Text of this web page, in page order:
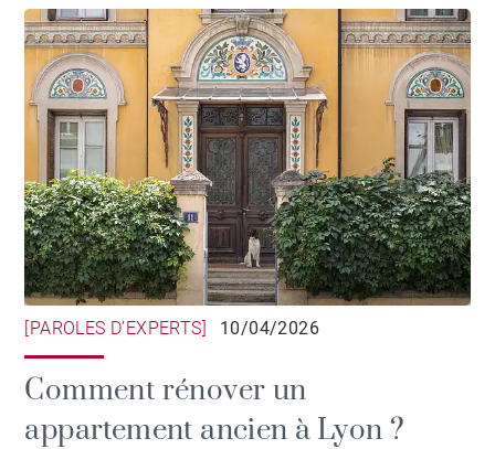
[PAROLES D’EXPERTS] 10/04/2026
Comment rénover un
appartement ancien à Lyon ?